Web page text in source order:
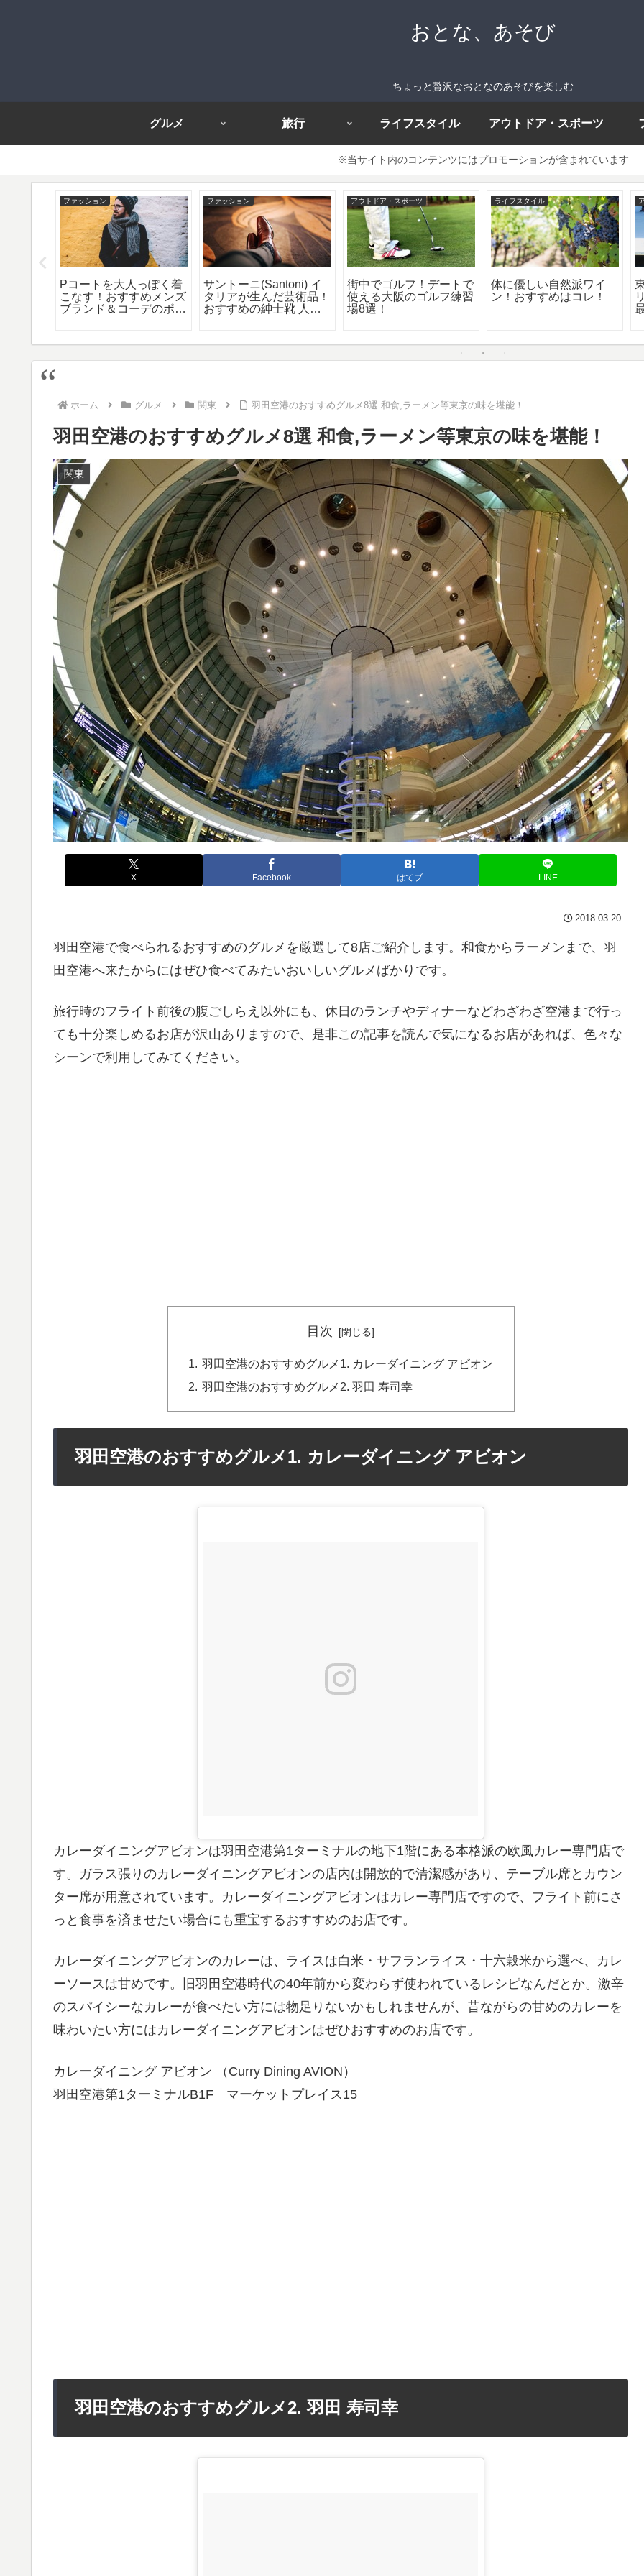
おとな、あそび
ちょっと贅沢なおとなのあそびを楽しむ
グルメ 旅行 ライフスタイル アウトドア・スポーツ
※当サイト内のコンテンツにはプロモーションが含まれています
ファッション
Pコートを大人っぽく着
こなす！おすすめメンズ
ブランド＆コーデのポイ
ファッション
サントーニ(Santoni) イ
タリアが生んだ芸術品！
おすすめの紳士靴 人気
アウトドア・スポーツ
街中でゴルフ！デートで
使える大阪のゴルフ練習
場8選！
ライフスタイル
体に優しい自然派ワイ
ン！おすすめはコレ！
ホーム グルメ 関東 羽田空港のおすすめグルメ8選 和食,ラーメン等東京の味を堪能！
羽田空港のおすすめグルメ8選 和食,ラーメン等東京の味を堪能！
関東
X Facebook はてブ LINE
2018.03.20
羽田空港で食べられるおすすめのグルメを厳選して8店ご紹介します。和食からラーメンまで、羽
田空港へ来たからにはぜひ食べてみたいおいしいグルメばかりです。
旅行時のフライト前後の腹ごしらえ以外にも、休日のランチやディナーなどわざわざ空港まで行っ
ても十分楽しめるお店が沢山ありますので、是非この記事を読んで気になるお店があれば、色々な
シーンで利用してみてください。
目次
羽田空港のおすすめグルメ1. カレーダイニング アビオン
羽田空港のおすすめグルメ2. 羽田 寿司幸
羽田空港のおすすめグルメ1. カレーダイニング アビオン
カレーダイニングアビオンは羽田空港第1ターミナルの地下1階にある本格派の欧風カレー専門店で
す。ガラス張りのカレーダイニングアビオンの店内は開放的で清潔感があり、テーブル席とカウン
ター席が用意されています。カレーダイニングアビオンはカレー専門店ですので、フライト前にさ
っと食事を済ませたい場合にも重宝するおすすめのお店です。
カレーダイニングアビオンのカレーは、ライスは白米・サフランライス・十六穀米から選べ、カレ
ーソースは甘めです。旧羽田空港時代の40年前から変わらず使われているレシピなんだとか。激辛
のスパイシーなカレーが食べたい方には物足りないかもしれませんが、昔ながらの甘めのカレーを
味わいたい方にはカレーダイニングアビオンはぜひおすすめのお店です。
カレーダイニング アビオン （Curry Dining AVION）
羽田空港第1ターミナルB1F マーケットプレイス15
羽田空港のおすすめグルメ2. 羽田 寿司幸